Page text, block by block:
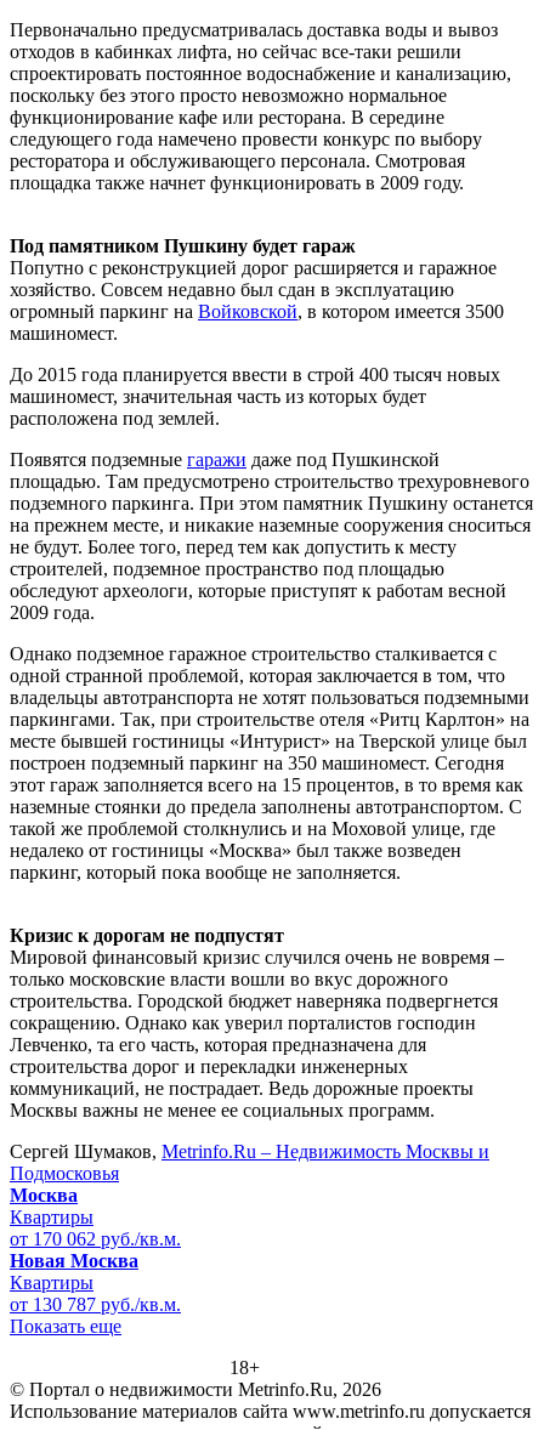
Первоначально предусматривалась доставка воды и вывоз
отходов в кабинках лифта, но сейчас все-таки решили
спроектировать постоянное водоснабжение и канализацию,
поскольку без этого просто невозможно нормальное
функционирование кафе или ресторана. В середине
следующего года намечено провести конкурс по выбору
ресторатора и обслуживающего персонала. Смотровая
площадка также начнет функционировать в 2009 году.
Под памятником Пушкину будет гараж
Попутно с реконструкцией дорог расширяется и гаражное
хозяйство. Совсем недавно был сдан в эксплуатацию
огромный паркинг на Войковской, в котором имеется 3500
машиномест.
До 2015 года планируется ввести в строй 400 тысяч новых
машиномест, значительная часть из которых будет
расположена под землей.
Появятся подземные гаражи даже под Пушкинской
площадью. Там предусмотрено строительство трехуровневого
подземного паркинга. При этом памятник Пушкину останется
на прежнем месте, и никакие наземные сооружения сноситься
не будут. Более того, перед тем как допустить к месту
строителей, подземное пространство под площадью
обследуют археологи, которые приступят к работам весной
2009 года.
Однако подземное гаражное строительство сталкивается с
одной странной проблемой, которая заключается в том, что
владельцы автотранспорта не хотят пользоваться подземными
паркингами. Так, при строительстве отеля «Ритц Карлтон» на
месте бывшей гостиницы «Интурист» на Тверской улице был
построен подземный паркинг на 350 машиномест. Сегодня
этот гараж заполняется всего на 15 процентов, в то время как
наземные стоянки до предела заполнены автотранспортом. С
такой же проблемой столкнулись и на Моховой улице, где
недалеко от гостиницы «Москва» был также возведен
паркинг, который пока вообще не заполняется.
Кризис к дорогам не подпустят
Мировой финансовый кризис случился очень не вовремя –
только московские власти вошли во вкус дорожного
строительства. Городской бюджет наверняка подвергнется
сокращению. Однако как уверил порталистов господин
Левченко, та его часть, которая предназначена для
строительства дорог и перекладки инженерных
коммуникаций, не пострадает. Ведь дорожные проекты
Москвы важны не менее ее социальных программ.
Сергей Шумаков, Metrinfo.Ru – Недвижимость Москвы и
Подмосковья
Москва
Квартиры
от 170 062 руб./кв.м.
Новая Москва
Квартиры
от 130 787 руб./кв.м.
Показать еще
18+
© Портал о недвижимости Metrinfo.Ru, 2026
Использование материалов сайта www.metrinfo.ru допускается